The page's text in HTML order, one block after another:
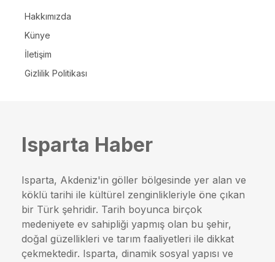
Hakkımızda
Künye
İletişim
Gizlilik Politikası
Isparta Haber
Isparta, Akdeniz'in göller bölgesinde yer alan ve
köklü tarihi ile kültürel zenginlikleriyle öne çıkan
bir Türk şehridir. Tarih boyunca birçok
medeniyete ev sahipliği yapmış olan bu şehir,
doğal güzellikleri ve tarım faaliyetleri ile dikkat
çekmektedir. Isparta, dinamik sosyal yapısı ve